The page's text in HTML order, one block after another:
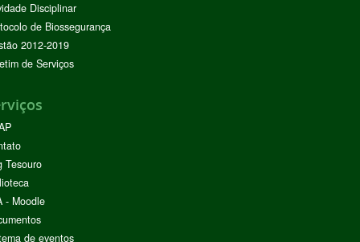
Disciplinar
de Biossegurança
2012-2019
de Serviços
Tesouro
- Moodle
de eventos